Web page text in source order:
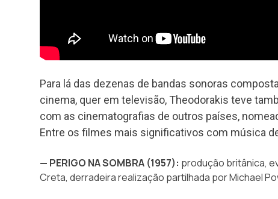
Para lá das dezenas de bandas sonoras
cinema, quer em televisão, Theodorakis teve
com as cinematografias de outros países,
Entre os filmes mais significativos com música
— PERIGO NA SOMBRA (1957): produção britânica,
Creta, derradeira realização partilhada por Michael